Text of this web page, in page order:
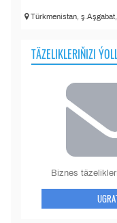
Türkmenistan,
TÄZELIKLERIŇIZI
Biznes